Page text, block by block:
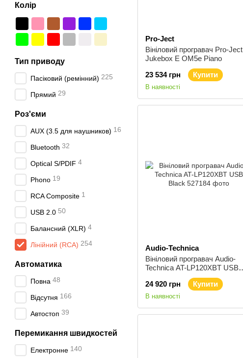
Pro-Ject
Вініловий програвач Pro-Ject
Jukebox E OM5e Piano
23 534 грн
Купити
В наявності
Audio-Technica
Вініловий програвач Audio-
Technica AT-LP120XBT USB
24 920 грн
Купити
В наявності
Колір
Тип приводу
Пасіковий (ремінний) 225
Прямий 29
Роз'єми
AUX (3.5 для наушников) 16
Bluetooth 32
Optical S/PDIF 4
Phono 19
RCA Composite 1
USB 2.0 50
Балансний (XLR) 4
Лінійний (RCA) 254
Автоматика
Повна 48
Відсутня 166
Автостоп 39
Перемикання швидкостей
Електронне 140